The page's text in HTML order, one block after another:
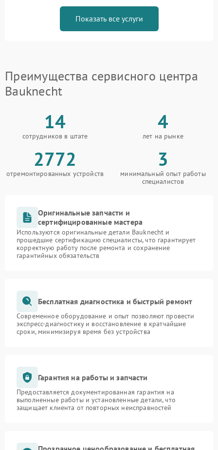
Показать все услуги
Преимущества сервисного центра
Bauknecht
14
сотрудников в штате
4
лет на рынке
2772
отремонтированных устройств
3
минимальный опыт работы
специалистов
Оригинальные запчасти и
сертифицированные мастера
Используются оригинальные детали Bauknecht и
прошедшие сертификацию специалисты, что гарантирует
корректную работу после ремонта и сохранение
гарантийных обязательств
Бесплатная диагностика и быстрый ремонт
Современное оборудование и опыт позволяют провести
экспресс-диагностику и восстановление в кратчайшие
сроки, минимизируя время без устройства
Гарантия на работы и запчасти
Предоставляется документированная гарантия на
выполненные работы и установленные детали, что
защищает клиента от повторных неисправностей